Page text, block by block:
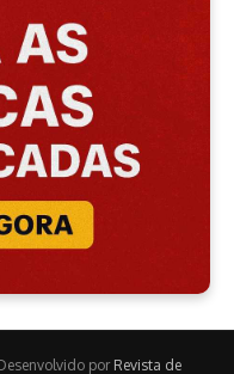
por Revista de